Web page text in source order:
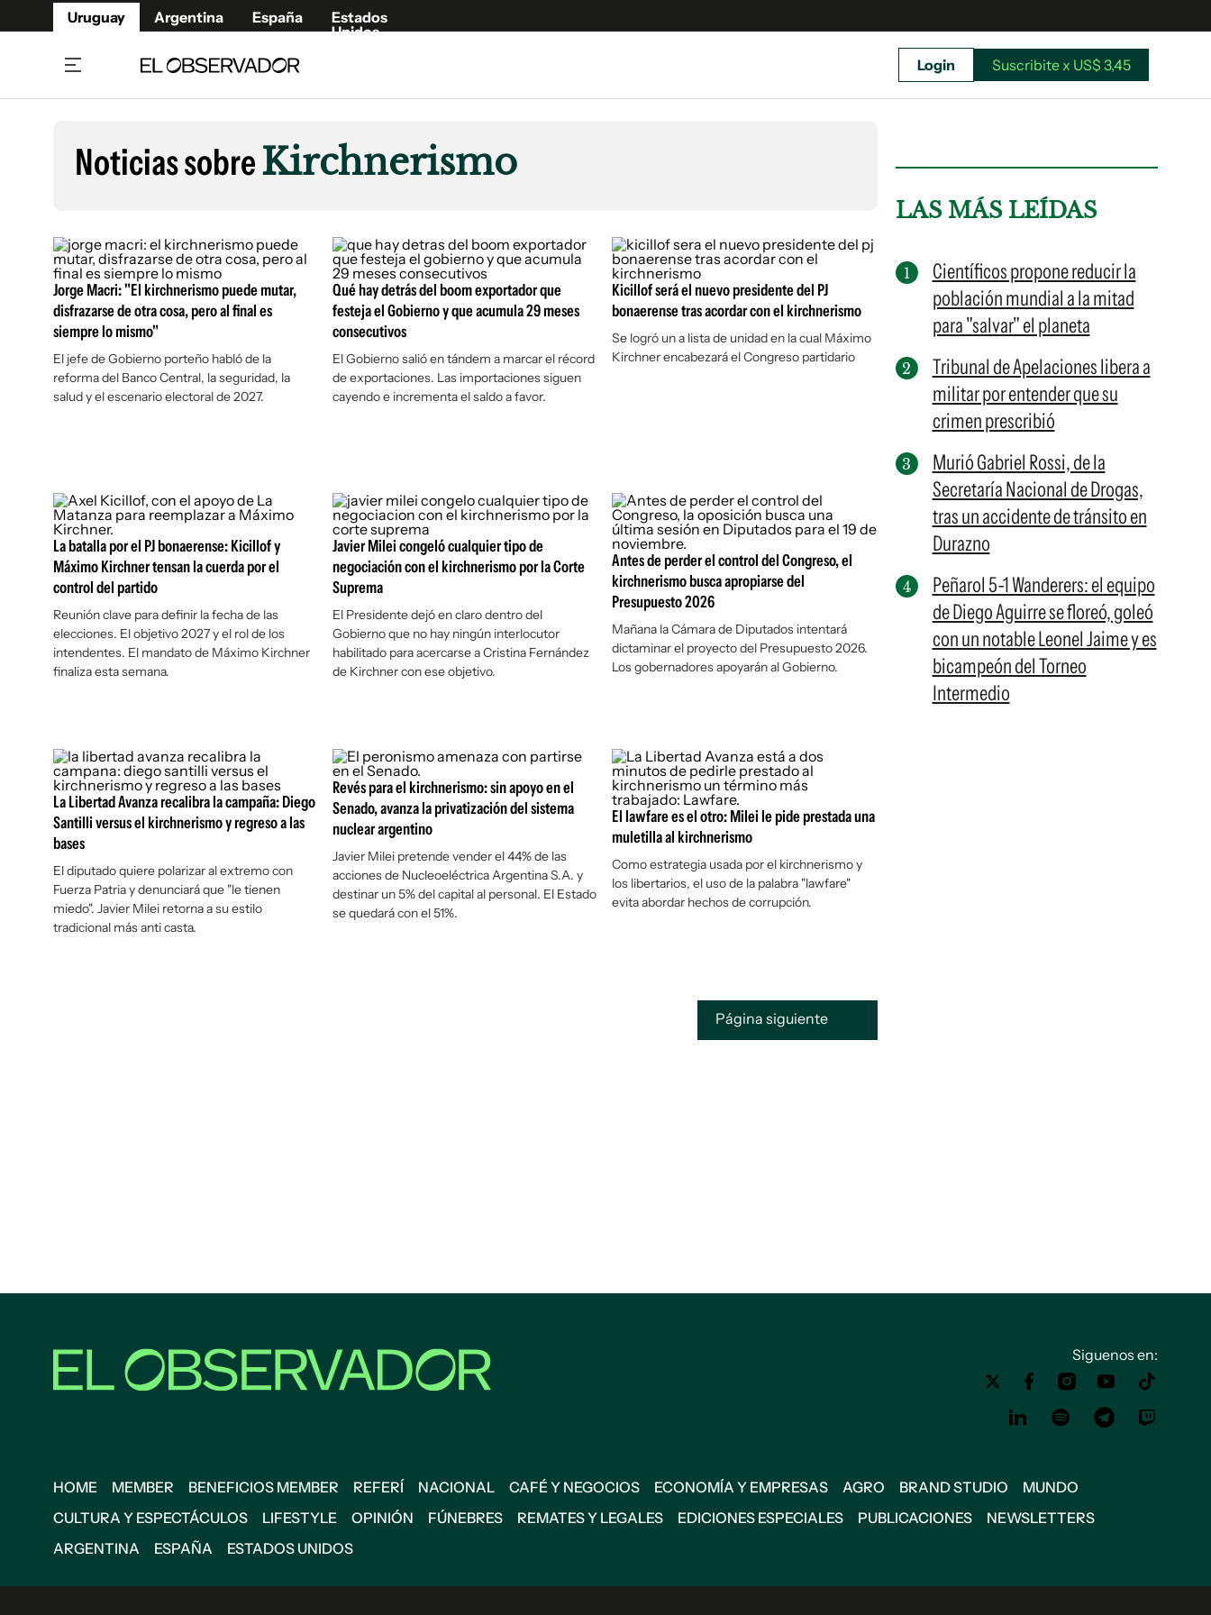
Uruguay Argentina España
Estados
Unidos
Beneficios Member
Café y Negocios
Economía y Empresas
Agro
Brand Studio
Mundo
Cultura y Espectáculos
Fúnebres
Publicaciones
Newsletters
Argentina
España
Estados Unidos
Suscribite x US$ 3,45
Login Suscribite x US$ 3,45
Noticias sobreKirchnerismo
Jorge Macri: "El kirchnerismo puede mutar,
disfrazarse de otra cosa, pero al final es
siempre lo mismo"
El jefe de Gobierno porteño habló de la
reforma del Banco Central, la seguridad, la
salud y el escenario electoral de 2027.
Qué hay detrás del boom exportador que
festeja el Gobierno y que acumula 29 meses
consecutivos
El Gobierno salió en tándem a marcar el récord
de exportaciones. Las importaciones siguen
cayendo e incrementa el saldo a favor.
Kicillof será el nuevo presidente del PJ
bonaerense tras acordar con el kirchnerismo
Se logró un a lista de unidad en la cual Máximo
Kirchner encabezará el Congreso partidario
La batalla por el PJ bonaerense: Kicillof y
Máximo Kirchner tensan la cuerda por el
control del partido
Reunión clave para definir la fecha de las
elecciones. El objetivo 2027 y el rol de los
intendentes. El mandato de Máximo Kirchner
finaliza esta semana.
Javier Milei congeló cualquier tipo de
negociación con el kirchnerismo por la Corte
Suprema
El Presidente dejó en claro dentro del
Gobierno que no hay ningún interlocutor
habilitado para acercarse a Cristina Fernández
de Kirchner con ese objetivo.
Antes de perder el control del Congreso, el
kirchnerismo busca apropiarse del
Presupuesto 2026
Mañana la Cámara de Diputados intentará
dictaminar el proyecto del Presupuesto 2026.
Los gobernadores apoyarán al Gobierno.
La Libertad Avanza recalibra la campaña: Diego
Santilli versus el kirchnerismo y regreso a las
bases
El diputado quiere polarizar al extremo con
Fuerza Patria y denunciará que "le tienen
miedo". Javier Milei retorna a su estilo
tradicional más anti casta.
Revés para el kirchnerismo: sin apoyo en el
Senado, avanza la privatización del sistema
nuclear argentino
Javier Milei pretende vender el 44% de las
acciones de Nucleoeléctrica Argentina S.A. y
destinar un 5% del capital al personal. El Estado
se quedará con el 51%.
El lawfare es el otro: Milei le pide prestada una
muletilla al kirchnerismo
Como estrategia usada por el kirchnerismo y
los libertarios, el uso de la palabra "lawfare"
evita abordar hechos de corrupción.
Página siguiente
LAS MÁS LEÍDAS
Científicos propone reducir la
población mundial a la mitad
para "salvar" el planeta
Tribunal de Apelaciones libera a
militar por entender que su
crimen prescribió
Murió Gabriel Rossi, de la
Secretaría Nacional de Drogas,
tras un accidente de tránsito en
Durazno
Peñarol 5-1 Wanderers: el equipo
de Diego Aguirre se floreó, goleó
con un notable Leonel Jaime y es
bicampeón del Torneo
Intermedio
Siguenos en:
HOME MEMBER BENEFICIOS MEMBER REFERÍ NACIONAL CAFÉ Y NEGOCIOS ECONOMÍA Y EMPRESAS AGRO BRAND STUDIO
MUNDO
CULTURA Y ESPECTÁCULOS
LIFESTYLE OPINIÓN FÚNEBRES REMATES Y LEGALES EDICIONES ESPECIALES PUBLICACIONES
NEWSLETTERS
ARGENTINA
ESPAÑA ESTADOS UNIDOS